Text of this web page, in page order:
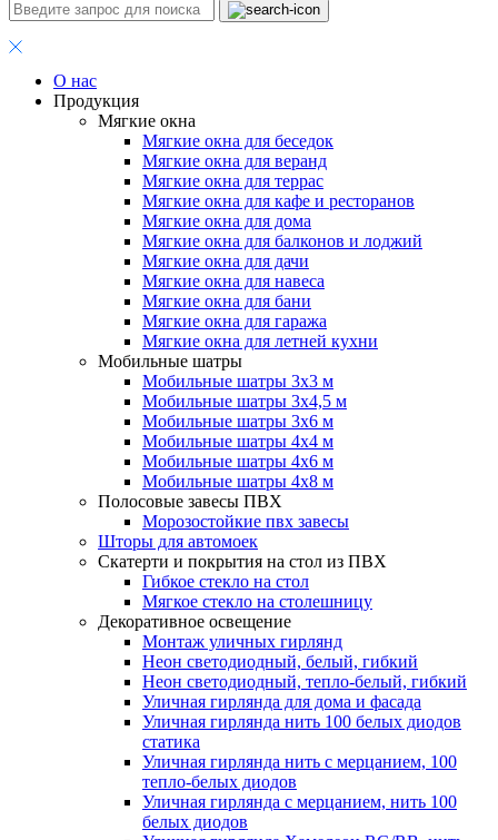
О нас
Продукция
Мягкие окна
Мягкие окна для беседок
Мягкие окна для веранд
Мягкие окна для террас
Мягкие окна для кафе и ресторанов
Мягкие окна для дома
Мягкие окна для балконов и лоджий
Мягкие окна для дачи
Мягкие окна для навеса
Мягкие окна для бани
Мягкие окна для гаража
Мягкие окна для летней кухни
Мобильные шатры
Мобильные шатры 3х3 м
Мобильные шатры 3х4,5 м
Мобильные шатры 3х6 м
Мобильные шатры 4х4 м
Мобильные шатры 4х6 м
Мобильные шатры 4х8 м
Полосовые завесы ПВХ
Морозостойкие пвх завесы
Шторы для автомоек
Скатерти и покрытия на стол из ПВХ
Гибкое стекло на стол
Мягкое стекло на столешницу
Декоративное освещение
Монтаж уличных гирлянд
Неон светодиодный, белый, гибкий
Неон светодиодный, тепло-белый, гибкий
Уличная гирлянда для дома и фасада
Уличная гирлянда нить 100 белых диодов
статика
Уличная гирлянда нить с мерцанием, 100
тепло-белых диодов
Уличная гирлянда с мерцанием, нить 100
белых диодов